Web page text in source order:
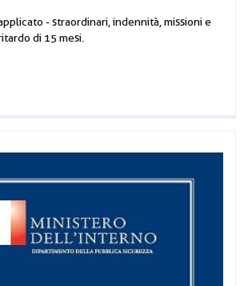
- straordinari, indennità, missioni e
di 15 mesi.